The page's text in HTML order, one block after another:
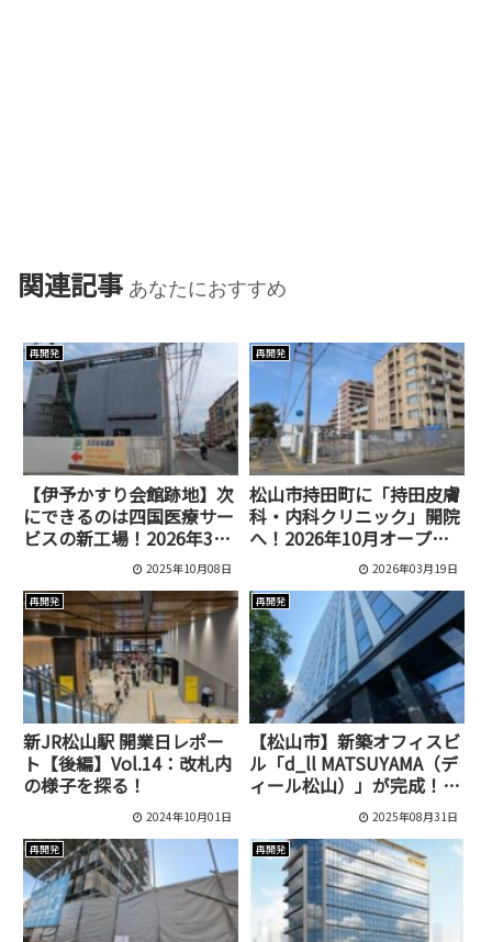
関連記事 あなたにおすすめ
再開発
【伊予かすり会館跡地】次
にできるのは四国医療サー
ビスの新工場！2026年3月
末完成予定【松山市久万ノ
2025年10月08日
再開発
松山市持田町に「持田皮膚
科・内科クリニック」開院
へ！2026年10月オープン
2026年03月19日
再開発
新JR松山駅 開業日レポー
ト【後編】Vol.14：改札内
の様子を探る！
2024年10月01日
再開発
【松山市】新築オフィスビ
ル「d_ll MATSUYAMA（デ
ィール松山）」が完成！テ
ナント・駐車場情報まとめ
2025年08月31日
再開発 再開発